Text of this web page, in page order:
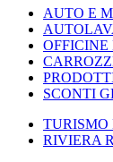
AUTO E
OFFICINE
SCONTI
RIVIERA